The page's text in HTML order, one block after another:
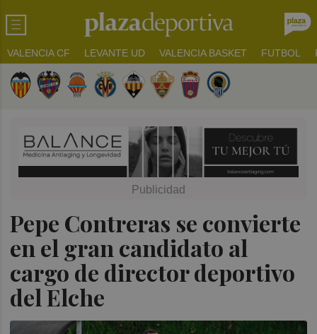
VALENCIA CF LEVANTE UD VALENCIA BASKET FUTBOL
Pepe Contreras se convierte
en el gran candidato al
cargo de director deportivo
del Elche